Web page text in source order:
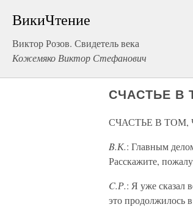
ВикиЧтение
Виктор Розов. Свидетель века
Кожемяко Виктор Стефанович
СЧАСТЬЕ В
СЧАСТЬЕ В
B.К.: Главным
Расскажите,
C.Р.: Я уже сказал
это продолжилось